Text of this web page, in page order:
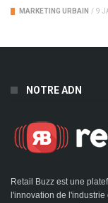
MARKETING URBAIN / 9
NOTRE ADN
Retail Buzz est une
l'innovation de